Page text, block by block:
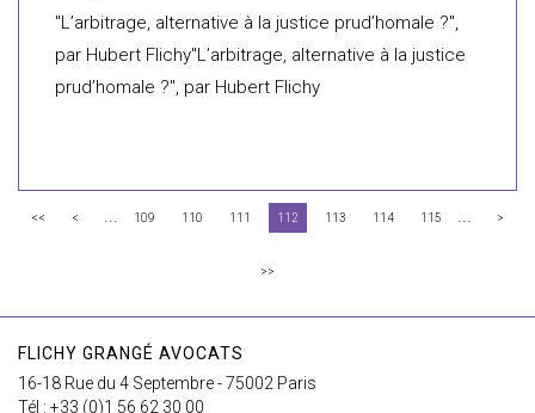
"L’arbitrage, alternative à la justice prud’homale ?",
par Hubert Flichy"L’arbitrage, alternative à la justice
prud’homale ?", par Hubert Flichy
<< < ... 109 110 111 112 113 114 115 ... >
>>
FLICHY GRANGÉ AVOCATS
16-18 Rue du 4 Septembre - 75002 Paris
Tél : +33 (0)1 56 62 30 00